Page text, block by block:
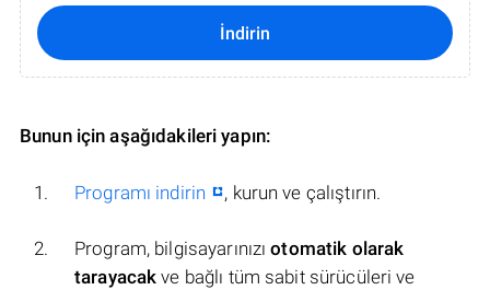
İndirin
Bunun için aşağıdakileri yapın:
Programı indirin , kurun ve çalıştırın.
Program, bilgisayarınızıotomatik olarak
tarayacak ve bağlı tüm sabit sürücüleri ve